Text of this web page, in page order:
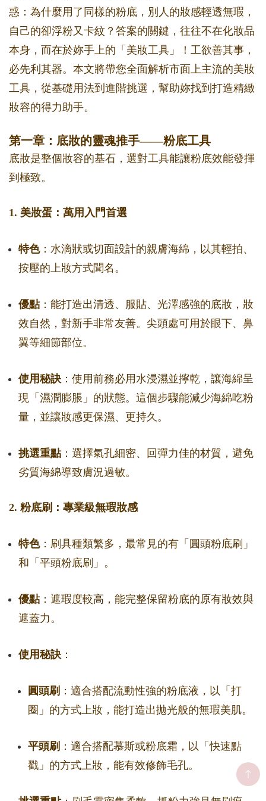
惑：為什麼用了同樣的粉底，別人的妝感輕透無瑕，
自己的卻浮粉又卡紋？答案的關鍵，往往不在化妝品
本身，而在於妳手上的「美妝工具」！工欲善其事，
必先利其器。本文將帶您全面解析市面上主流的美妝
工具，從基礎用法到進階挑選，幫助妳找到打造精緻
妝容的得力助手。
第一章：底妝的靈魂推手——粉底工具
底妝是整個妝容的基石，選對工具能讓粉底效能發揮
到極致。
1. 美妝蛋：萬用入門首選
特色：水滴狀或切面設計的親膚海綿，以其輕拍、
按壓的上妝方式聞名。
優點：能打造出清透、服貼、光澤感強的底妝，妝
效自然，對新手非常友善。尖頭處可用於眼下、鼻
翼等細節部位。
使用秘訣 ：使用前務必用水浸濕並擰乾，讓海綿呈
現「濕潤膨脹」的狀態。這個步驟能減少海綿吃粉
量，並讓妝感更保濕、更持久。
挑選重點：選擇氣孔細密、回彈力佳的材質，避免
劣質海綿導致膚況過敏。
2. 粉底刷：專業級無瑕妝感
特色：刷具種類繁多，最常見的有「圓頭粉底刷」
和「平頭粉底刷」。
優點：遮瑕度較高，能完整保留粉底的原有妝效與
遮蓋力。
使用秘訣 ：
圓頭刷 ：適合搭配流動性強的粉底液，以「打
圈」的方式上妝，能打造出拋光般的無瑕美肌。
平頭刷 ：適合搭配慕斯或粉底霜，以「快速點
戳」的方式上妝，能有效修飾毛孔。